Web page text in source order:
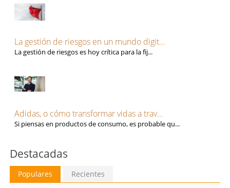
La gestión de riesgos en un mundo digit...
La gestión de riesgos es hoy crítica para la fij...
Adidas, o cómo transformar vidas a trav...
Si piensas en productos de consumo, es probable qu...
Destacadas
Populares Recientes